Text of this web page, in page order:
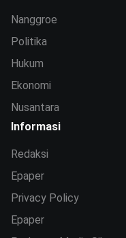
Nanggroe
Politika
Hukum
Ekonomi
Nusantara
Informasi
Redaksi
Epaper
Privacy Policy
Epaper